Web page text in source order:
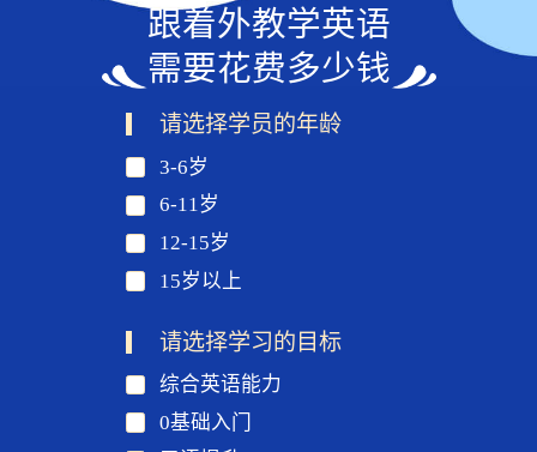
跟着外教学英语
需要花费多少钱
请选择学员的年龄
3-6岁
6-11岁
12-15岁
15岁以上
请选择学习的目标
综合英语能力
0基础入门